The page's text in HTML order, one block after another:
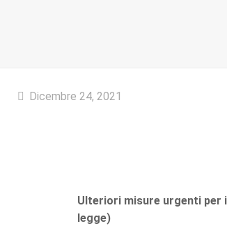
Dicembre 24, 2021
Ulteriori misure urgenti per
legge)